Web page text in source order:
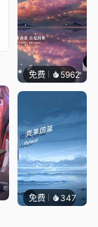
免费 5962冰茶
免费 347冰茶Ln